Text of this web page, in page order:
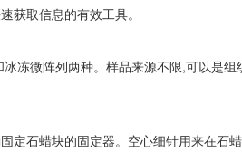
获取信息的有效工具。
冻微阵列两种。样品来源不限,可以是
定石蜡块的固定器。空心细针用来在石